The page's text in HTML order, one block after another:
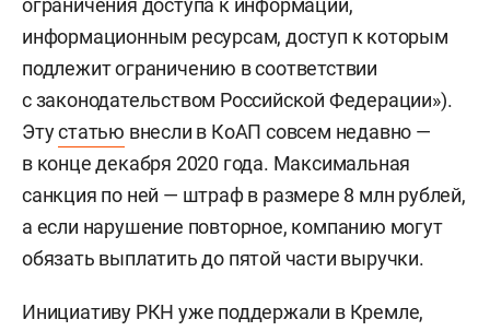
информационным ресурсам, доступ к которым
подлежит ограничению в соответствии
с законодательством Российской Федерации»).
Этустатью внесли в КоАП совсем недавно —
в конце декабря 2020 года. Максимальная
санкция по ней — штраф в размере 8 млн рублей,
а если нарушение повторное, компанию могут
обязать выплатить до пятой части выручки.
Инициативу РКН уже поддержали в Кремле,